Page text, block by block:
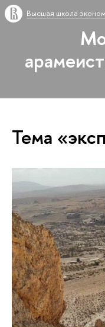
Высшая школа
Тема